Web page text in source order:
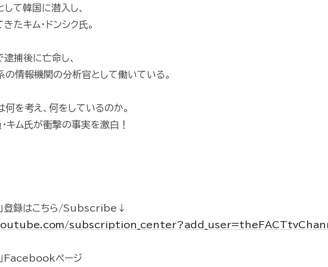
て韓国に潜入し、
たキム・ドンシク氏。
捕後に亡命し、
情報機関の分析官として働いている。
を考え、何をしているのか。
キム氏が衝撃の事実を激白！
登録はこちら/Subscribe↓
Facebookページ